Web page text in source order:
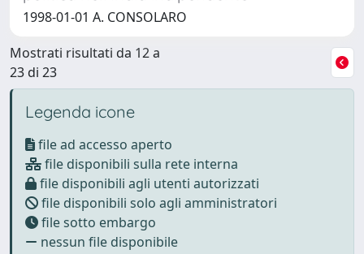
1998-01-01 A. CONSOLARO
Mostrati risultati da 12 a
23 di 23
Legenda icone
file ad accesso aperto
file disponibili sulla rete interna
file disponibili agli utenti autorizzati
file disponibili solo agli amministratori
file sotto embargo
nessun file disponibile